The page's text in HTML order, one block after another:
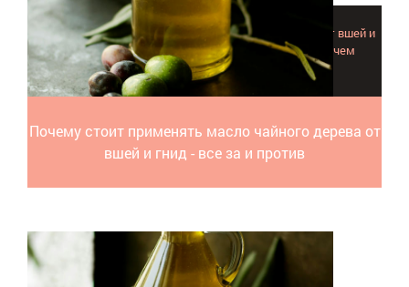
Почему стоит применять масло чайного дерева от
вшей и гнид - все за и против
Разбираемся, как действует масло чайного дерева от вшей и
гнид, оказывает ли оно фунгицидное действие и в чем
конкретно помогает при педикулезе.